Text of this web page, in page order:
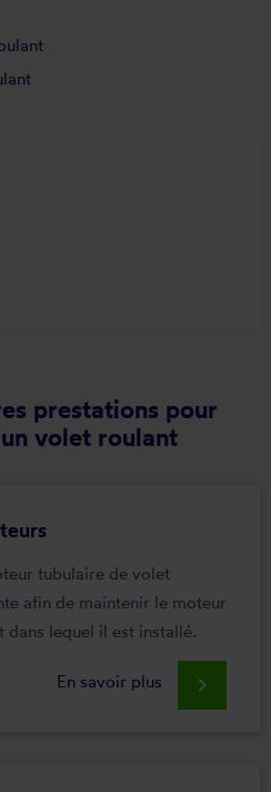
prestations pour
volet roulant
tubulaire de volet
afin de maintenir le moteur
dans lequel il est installé.
En savoir plus keyboard_arrow_right